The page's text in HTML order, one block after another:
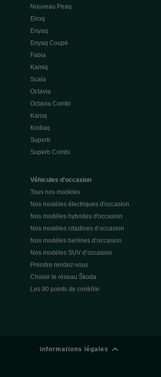
Nouveau Peaq
Elroq
Enyaq
Enyaq Coupé
Fabia
Kamiq
Scala
Octavia
Octavia Combi
Karoq
Kodiaq
Superb
Superb Combi
Véhicules d'occasion
Tous nos modèles
Nos modèles électriques d'occasion
Nos modèles hybrides d'occasion
Nos modèles citadines d’occasion
Nos modèles berlines d’occasion
Nos modèles SUV d’occasion
Prendre rendez-vous
Choisir le réseau Škoda
Les 90 points de contrôle
informations légales